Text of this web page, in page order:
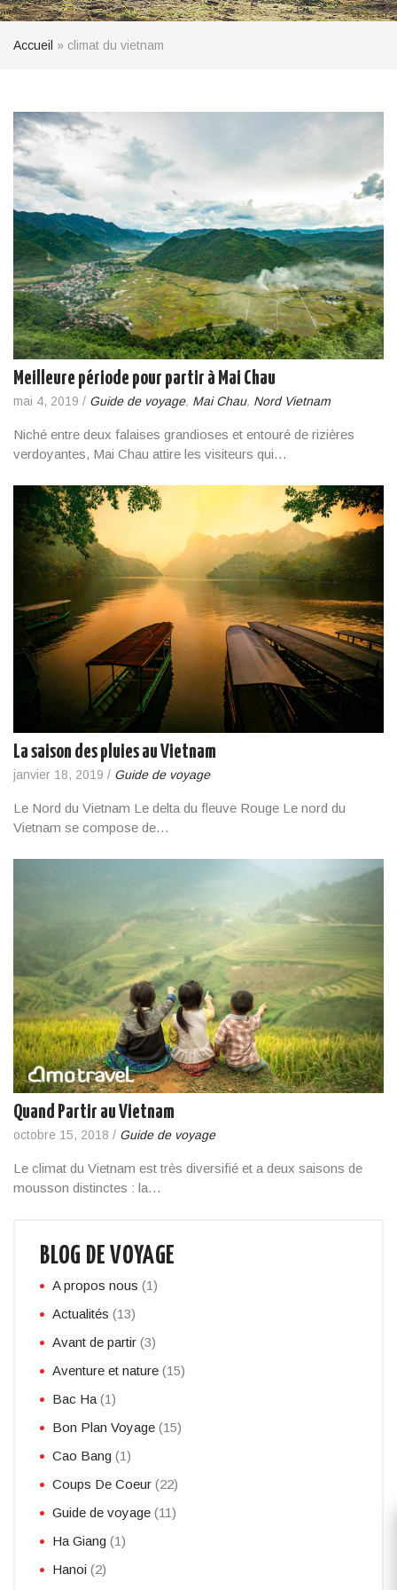
Accueil » climat du vietnam
Meilleure période pour partir à Mai Chau
mai 4, 2019 / Guide de voyage, Mai Chau, Nord Vietnam
Niché entre deux falaises grandioses et entouré de rizières
verdoyantes, Mai Chau attire les visiteurs qui…
La saison des pluies au Vietnam
janvier 18, 2019 / Guide de voyage
Le Nord du Vietnam Le delta du fleuve Rouge Le nord du
Vietnam se compose de…
Quand Partir au Vietnam
octobre 15, 2018 / Guide de voyage
Le climat du Vietnam est très diversifié et a deux saisons de
mousson distinctes : la…
BLOG DE VOYAGE
A propos nous (1)
Actualités (13)
Avant de partir (3)
Aventure et nature (15)
Bac Ha (1)
Bon Plan Voyage (15)
Cao Bang (1)
Coups De Coeur (22)
Guide de voyage (11)
Ha Giang (1)
Hanoi (2)